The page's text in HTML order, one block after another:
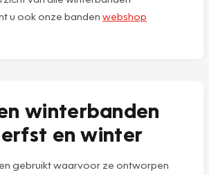
u ook onze banden webshop
winterbanden
en winter
gebruikt waarvoor ze ontworpen